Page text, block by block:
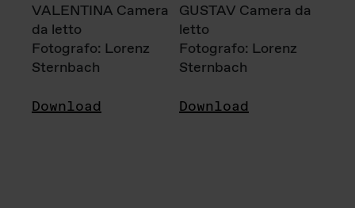
VALENTINA Camera
da letto
Fotografo: Lorenz
Sternbach
Download
GUSTAV Camera da
letto
Fotografo: Lorenz
Sternbach
Download